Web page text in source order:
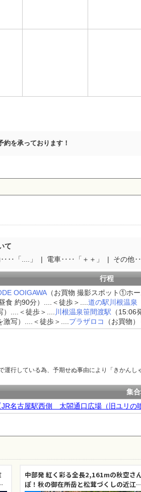
を承っております！
て
‥‥「....」 電車‥‥「＋＋」 その他
行程
OOIGAWA（お買物 撮影スポット①ホ
食 約90分）....＜徒歩＞....道の駅川根温泉
）....＜徒歩＞....川根温泉笹間渡駅 （
写）....＜徒歩＞....プラザロコ （お買物
運行している為、予期せぬ事由により「きかん
集
JR名古屋駅西側 太閤通口広場（旧ユリの
中部発 紅く彩る全長2,161mの秋空さ
ぽ！秋の御在所岳と松茸づくしの近江牛